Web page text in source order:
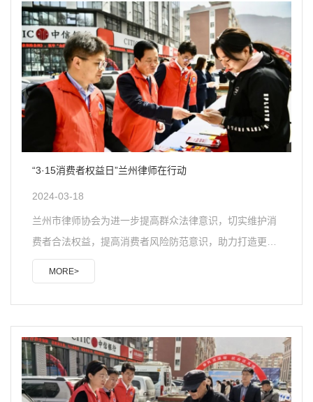
握中国特色社会主义法治工作者的职能定位。坚持党对律
师工作的全面领导，深入学习贯彻习近平法治思想和习近
平总书记关于党的建设的重要思想，教育引导广大律师深
刻领悟“两个确立”的决定性意义，增强“四个意识”、坚定
“四个自信..
“3·15消费者权益日”兰州律师在行动
2024-03-18
兰州市律师协会为进一步提高群众法律意识，切实维护消
费者合法权益，提高消费者风险防范意识，助力打造更加
安全放心的营商环境，2024年3月15日，兰州市律师协会
联合中信银行兰州分行开展“3·15消费者权益保护，法律
+金融知识下社区”主题宣传活动，为群众现场讲解和日常
消费息息相关的法律知识与群众面对面交流沟通，帮助群
众解决纠纷、化解矛盾、维护自身的合法权益，增强自我
保护意识，为优化营商环境贡献兰州律师的力量。甘肃锐
城律师事务所为持续优化消费环境，激发消费活力，提高
MORE>